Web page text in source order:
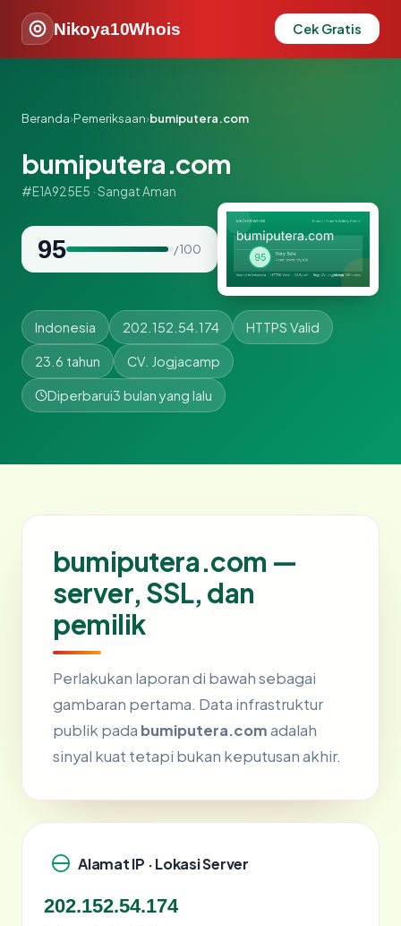
Nikoya10Whois Cek Gratis
Beranda›Pemeriksaan›bumiputera.com
bumiputera.com
#E1A925E5 · Sangat Aman
95 / 100
Indonesia 202.152.54.174 HTTPS Valid
23.6 tahun CV. Jogjacamp
Diperbarui3 bulan yang lalu
bumiputera.com —
server, SSL, dan
pemilik
Perlakukan laporan di bawah sebagai
gambaran pertama. Data infrastruktur
publik pada bumiputera.comadalah
sinyal kuat tetapi bukan keputusan akhir.
Alamat IP · Lokasi Server
202.152.54.174